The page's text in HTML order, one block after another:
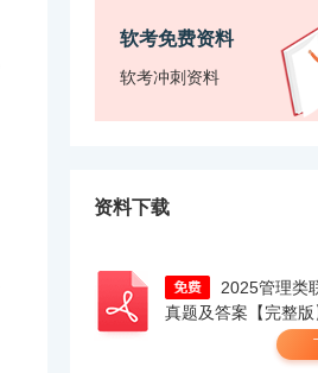
软考免费资料
软考冲刺资料
资料下载
真题及答案【完整版